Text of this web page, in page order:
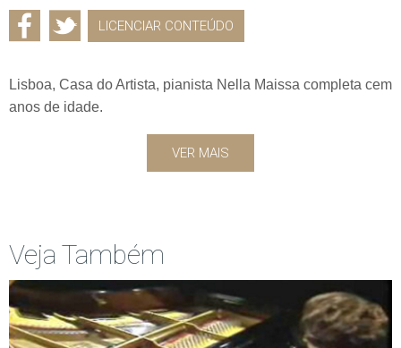
LICENCIAR CONTEÚDO
Lisboa, Casa do Artista, pianista Nella Maissa completa cem
anos de idade.
VER MAIS
Veja Também